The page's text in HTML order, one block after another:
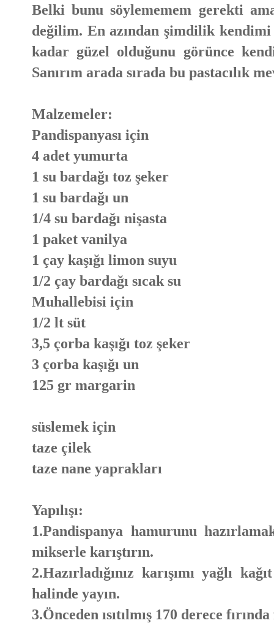
Belki bunu söylememem gerekti
değilim. En azından şimdilik
kadar güzel olduğunu görünce
Sanırım arada sırada bu pastacılık
Malzemeler:
Pandispanyası için
4 adet yumurta
1 su bardağı toz şeker
1 su bardağı un
1/4 su bardağı nişasta
1 paket vanilya
1 çay kaşığı limon suyu
1/2 çay bardağı sıcak su
Muhallebisi için
1/2 lt süt
3,5 çorba kaşığı toz şeker
3 çorba kaşığı un
125 gr margarin
süslemek için
taze çilek
taze nane yaprakları
Yapılışı:
1.Pandispanya hamurunu
mikserle karıştırın.
2.Hazırladığınız karışımı yağlı
halinde yayın.
3.Önceden ısıtılmış 170 derece